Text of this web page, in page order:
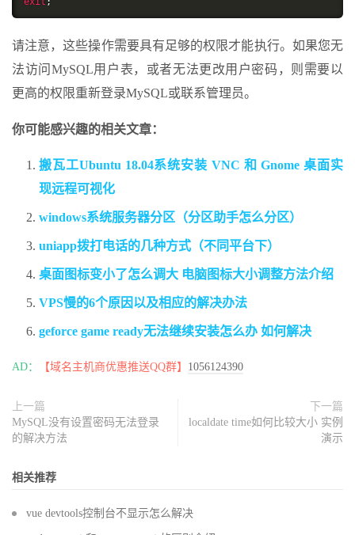
请注意，这些操作需要具有足够的权限才能执行。如果您无
法访问MySQL用户表，或者无法更改用户密码，则需要以
更高的权限重新登录MySQL或联系管理员。
你可能感兴趣的相关文章：
搬瓦工Ubuntu 18.04系统安装 VNC 和 Gnome 桌面实
现远程可视化
windows系统服务器分区（分区助手怎么分区）
uniapp拨打电话的几种方式（不同平台下）
桌面图标变小了怎么调大 电脑图标大小调整方法介绍
VPS慢的6个原因以及相应的解决办法
geforce game ready无法继续安装怎么办 如何解决
AD： 【域名主机商优惠推送QQ群】 1056124390
上一篇
MySQL没有设置密码无法登录
的解决方法
下一篇
localdate time如何比较大小 实例
演示
相关推荐
vue devtools控制台不显示怎么解决